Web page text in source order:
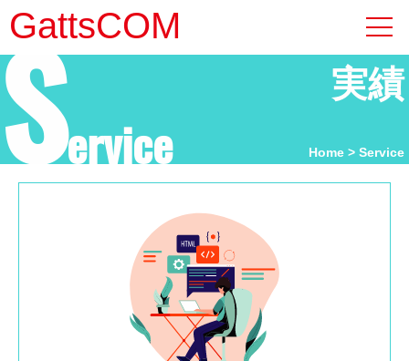
GattsCOM
実績
Service Home Service